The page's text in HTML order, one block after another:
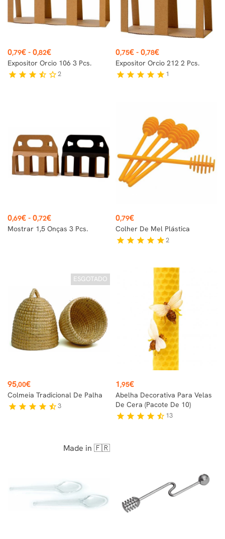
Preço
0,79€-0,82€
Expositor Orcio 106 3 Pcs.
star star star star_half star_border2
Preço
0,75€ - 0,78€
Expositor Orcio 212 2 Pcs.
star star star star star 1
Preço
0,69€-0,72€
Mostrar 1,5 Onças 3 Pcs.
Preço
0,79€
Colher De Mel Plástica
star star star star star2
ESGOTADO
Preço
95,00€
Colmeia Tradicional De Palha
star star star star star_half3
Preço
1,95€
Abelha Decorativa Para Velas
De Cera (pacote De 10)
star star star star star_half 13
Made in 🇫🇷